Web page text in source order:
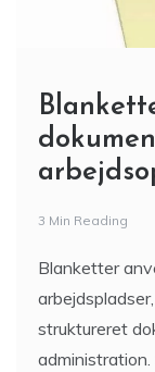
3 Min Reading
Blanketter
struktureret